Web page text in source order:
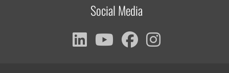
Social Media